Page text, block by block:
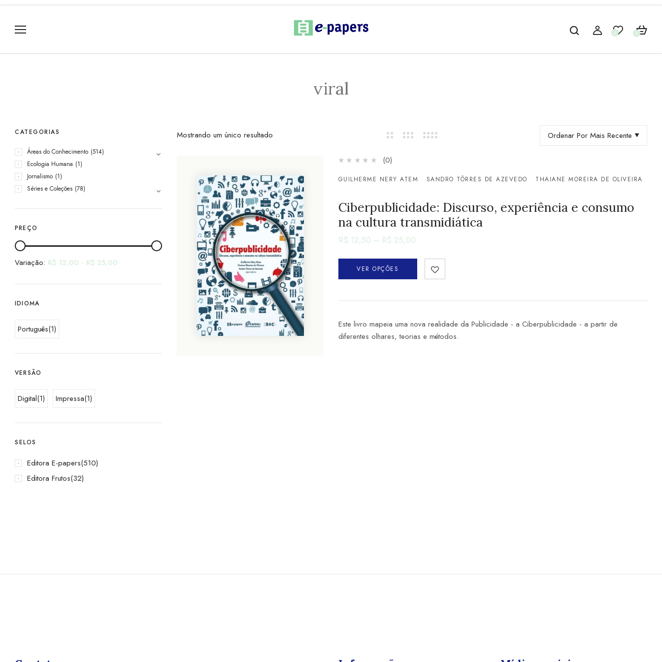
0 0
viral
CATEGORIAS
Áreas do Conhecimento (514)
Ecologia Humana (1)
Jornalismo (1)
Séries e Coleções (78)
PREÇO
Variação: R$ 12,00 - R$ 25,00
IDIOMA
Português(1)
VERSÃO
Digital(1) Impressa(1)
SELOS
Editora E-papers(510)
Editora Frutos(32)
Mostrando um único resultado Ordenar Por Mais Recente
(0)
GUILHERME NERY ATEM SANDRO TÔRRES DE AZEVEDO THAIANE MOREIRA DE OLIVEIRA
Ciberpublicidade: Discurso, experiência e consumo
na cultura transmidiática
R$ 12,50 – R$ 25,00
VER OPÇÕES
Este livro mapeia uma nova realidade da Publicidade - a Ciberpublicidade - a partir de
diferentes olhares, teorias e métodos.